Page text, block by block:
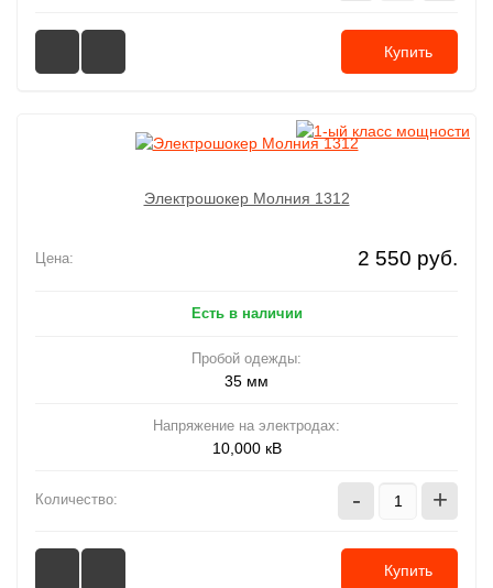
Купить
Электрошокер Молния 1312
Цена: 2 550 руб.
Есть в наличии
Пробой одежды:
35 мм
Напряжение на электродах:
10,000 кВ
Количество: - +
Купить